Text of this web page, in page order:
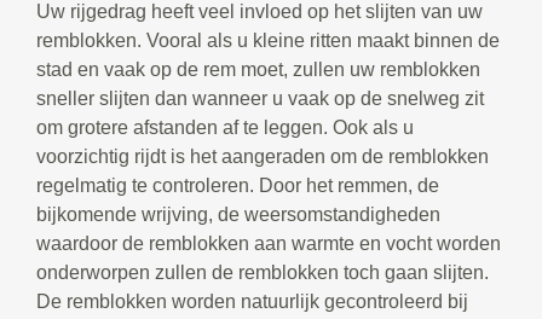
Uw rijgedrag heeft veel invloed op het slijten van uw
remblokken. Vooral als u kleine ritten maakt binnen de
stad en vaak op de rem moet, zullen uw remblokken
sneller slijten dan wanneer u vaak op de snelweg zit
om grotere afstanden af te leggen. Ook als u
voorzichtig rijdt is het aangeraden om de remblokken
regelmatig te controleren. Door het remmen, de
bijkomende wrijving, de weersomstandigheden
waardoor de remblokken aan warmte en vocht worden
onderworpen zullen de remblokken toch gaan slijten.
De remblokken worden natuurlijk gecontroleerd bij